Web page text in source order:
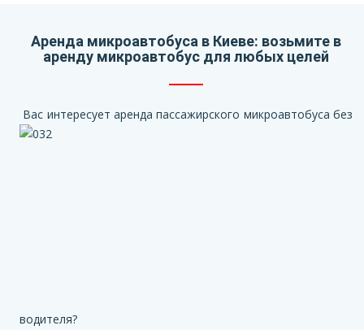
Аренда микроавтобуса в Киеве: возьмите в
аренду микроавтобус для любых целей
Вас интересует аренда пассажирского микроавтобуса без
водителя?